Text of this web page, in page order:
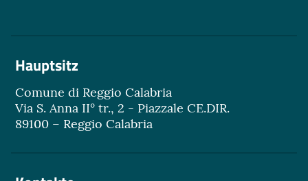
Hauptsitz
Comune di Reggio Calabria
Via S. Anna II° tr., 2 - Piazzale CE.DIR.
89100 – Reggio Calabria